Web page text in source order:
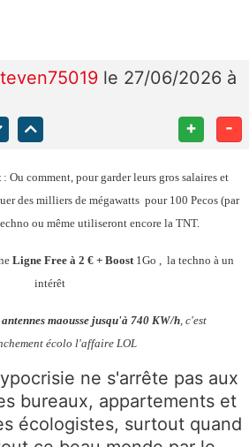
le 27/06/2026 à
+ -
: Ou comment, pour garder leurs gros salaires et
des milliers de mégawatts pour 100 Pecos (par
ou même utiliseront encore la TNT.
Ligne Free à 2 € + Boost1Go , la techno à un
intérêt
maousse jusqu'à 740 KW/h , c'est
écolo l'affaire LOL
ne s'arrête pas aux
bureaux, appartements et
écologistes, surtout quand